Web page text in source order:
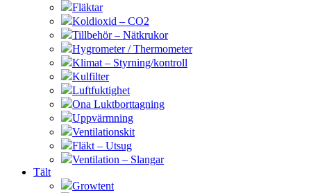
Fläktar
Koldioxid – CO2
Tillbehör – Nätkrukor
Hygrometer / Thermometer
Klimat – Styrning/kontroll
Kulfilter
Luftfuktighet
Ona Luktborttagning
Uppvärmning
Ventilationskit
Fläkt – Utsug
Ventilation – Slangar
Tält
Growtent